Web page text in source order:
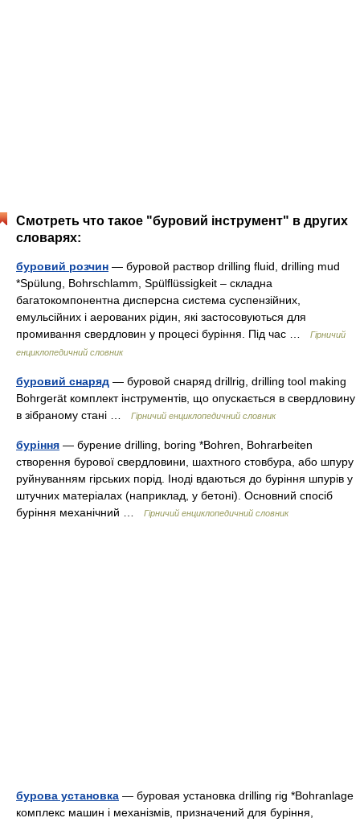
Смотреть что такое "буровий інструмент" в других
словарях:
буровий розчин — буровой раствор drilling fluid, drilling mud
*Spülung, Bohrschlamm, Spülflüssigkeit – складна
багатокомпонентна дисперсна система суспензійних,
емульсійних і аерованих рідин, які застосовуються для
промивання свердловин у процесі буріння. Під час …
Гірничий
енциклопедичний словник
буровий снаряд — буровой снаряд drillrig, drilling tool making
Bohrgerät комплект інструментів, що опускається в свердловину
в зібраному стані …
Гірничий енциклопедичний словник
буріння — бурение drilling, boring *Bohren, Bohrarbeiten
створення бурової свердловини, шахтного стовбура, або шпуру
руйнуванням гірських порід. Іноді вдаються до буріння шпурів у
штучних матеріалах (наприклад, у бетоні). Основний спосіб
буріння механічний …
Гірничий енциклопедичний словник
бурова установка — буровая установка drilling rig *Bohranlage
комплекс машин і механізмів, призначений для буріння,